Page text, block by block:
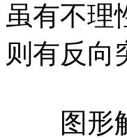
虽有不理
则有反向
图形解